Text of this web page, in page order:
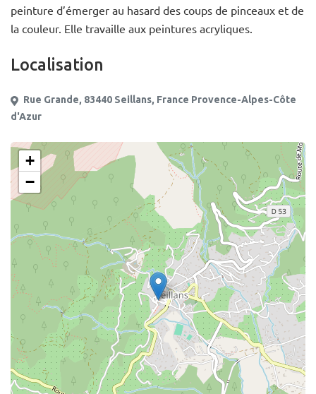
peinture d’émerger au hasard des coups de pinceaux et de
la couleur. Elle travaille aux peintures acryliques.
Localisation
Rue Grande, 83440 Seillans, France Provence-Alpes-Côte
d'Azur
+
−